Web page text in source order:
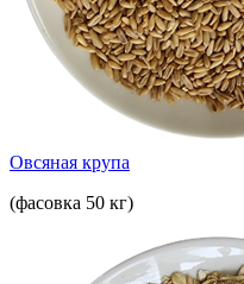
Овсяная крупа
(фасовка 50 кг)